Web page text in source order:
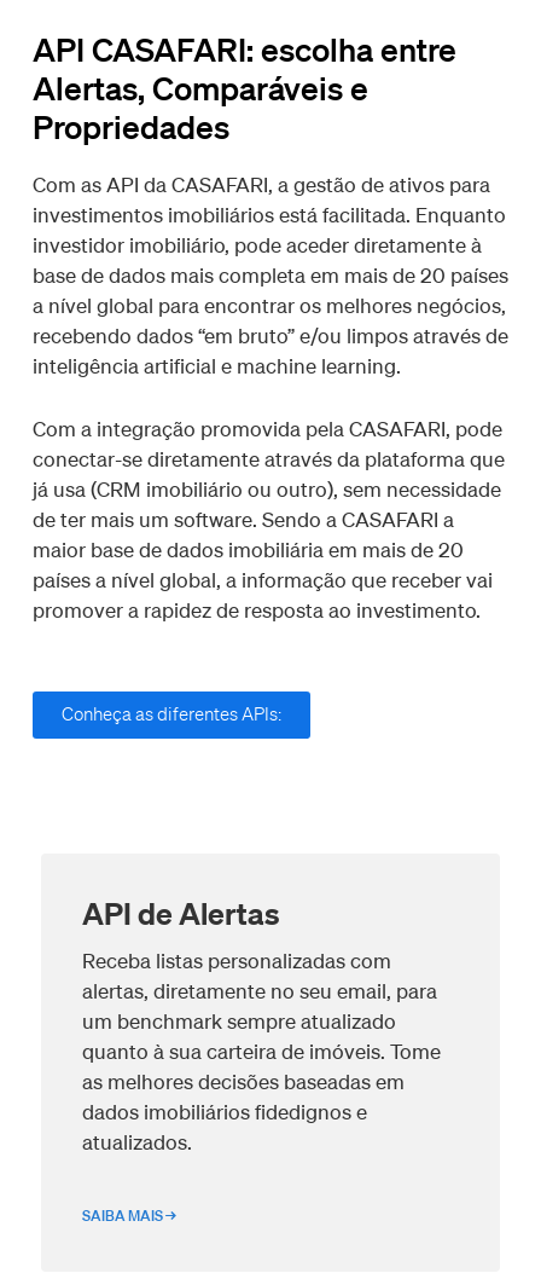
API CASAFARI: escolha entre
Alertas, Comparáveis e
Propriedades
Com as API da CASAFARI, a gestão de ativos para
investimentos imobiliários está facilitada. Enquanto
investidor imobiliário, pode aceder diretamente à
base de dados mais completa em mais de 20 países
a nível global para encontrar os melhores negócios,
recebendo dados “em bruto” e/ou limpos através de
inteligência artificial e machine learning.
Com a integração promovida pela CASAFARI, pode
conectar-se diretamente através da plataforma que
já usa (CRM imobiliário ou outro), sem necessidade
de ter mais um software. Sendo a CASAFARI a
maior base de dados imobiliária em mais de 20
países a nível global, a informação que receber vai
promover a rapidez de resposta ao investimento.
Conheça as diferentes APIs:
API de Alertas
Receba listas personalizadas com
alertas, diretamente no seu email, para
um benchmark sempre atualizado
quanto à sua carteira de imóveis. Tome
as melhores decisões baseadas em
dados imobiliários fidedignos e
atualizados.
SAIBA MAIS →